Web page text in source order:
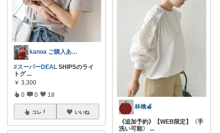
kanoa ご購入ありがとうございます
#スーパーDEAL SHIPSのライ
トグ ...
￥ 3,300
0 0 18
コレ いいね
林檎🍎
《追加予約》【WEB限定】〈手
洗い可能〉 ...